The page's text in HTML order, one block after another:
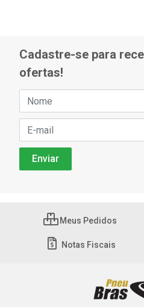
Cadastre-se para
ofertas!
Meus Pedidos
Notas Fiscais